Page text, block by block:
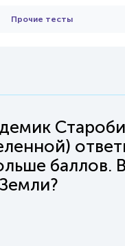
Прочие тесты
баллов.